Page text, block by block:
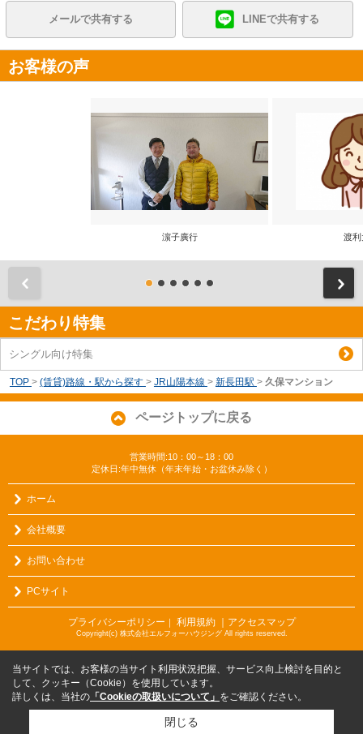
メールで共有する LINEで共有する
お客様の声
濵子廣行 渡利
こだわり特集
シングル向け特集
TOP > (賃貸)路線・駅から探す > JR山陽本線 > 新長田駅 > 久保マンション
ページトップに戻る
営業時間:10：00～18：00
定休日:年中無休（年末年始・お盆休み除く）
ホーム
会社概要
お問い合わせ
PCサイト
プライバシーポリシー 利用規約 ｜アクセスマップ
Copyright(c) 株式会社エルフォーハウジング All rights reserved.
当サイトでは、お客様の当サイト利用状況把握、サービス向上検討を目的と
して、クッキー（Cookie）を使用しています。
詳しくは、当社の 「Cookieの取扱いについて」 をご確認ください。
閉じる